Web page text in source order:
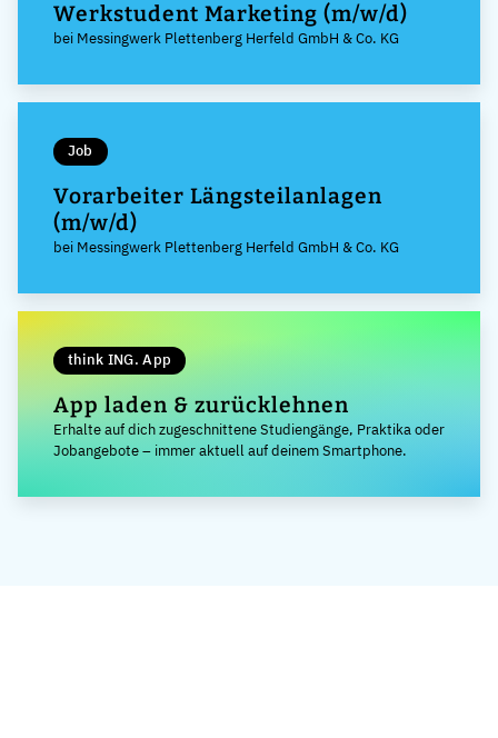
Werkstudent Marketing (m/w/d)
bei Messingwerk Plettenberg Herfeld GmbH & Co. KG
Job
Vorarbeiter Längsteilanlagen
(m/w/d)
bei Messingwerk Plettenberg Herfeld GmbH & Co. KG
think ING. App
App laden & zurücklehnen
Erhalte auf dich zugeschnittene Studiengänge, Praktika oder
Jobangebote – immer aktuell auf deinem Smartphone.